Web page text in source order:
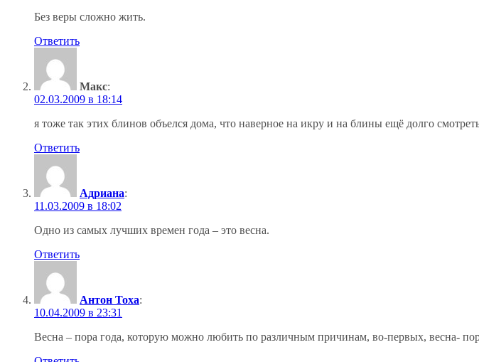
Без веры сложно жить.
Ответить
Макс:
02.03.2009 в 18:14
я тоже так этих блинов объелся дома, что наверное на икру и на блины ещё долго
Ответить
Адриана:
11.03.2009 в 18:02
Одно из самых лучших времен года – это весна.
Ответить
Антон Toxa:
10.04.2009 в 23:31
Весна – пора года, которую можно любить по различным причинам, во-первых, весна-